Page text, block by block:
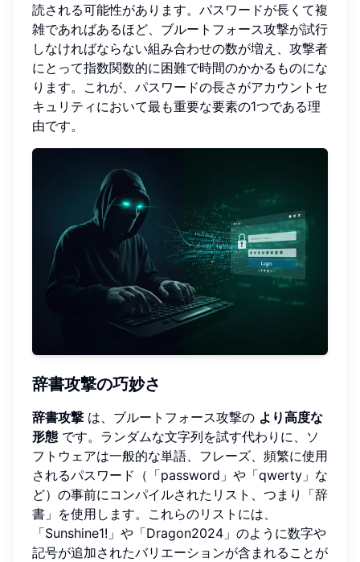
読される可能性があります。パスワードが長くて複
雑であればあるほど、ブルートフォース攻撃が試行
しなければならない組み合わせの数が増え、攻撃者
にとって指数関数的に困難で時間のかかるものにな
ります。これが、パスワードの長さがアカウントセ
キュリティにおいて最も重要な要素の1つである理
由です。
辞書攻撃の巧妙さ
辞書攻撃 は、ブルートフォース攻撃の より高度な
形態 です。ランダムな文字列を試す代わりに、ソ
フトウェアは一般的な単語、フレーズ、頻繁に使用
されるパスワード（「password」や「qwerty」な
ど）の事前にコンパイルされたリスト、つまり「辞
書」を使用します。これらのリストには、
「Sunshine1!」や「Dragon2024」のように数字や
記号が追加されたバリエーションが含まれることが